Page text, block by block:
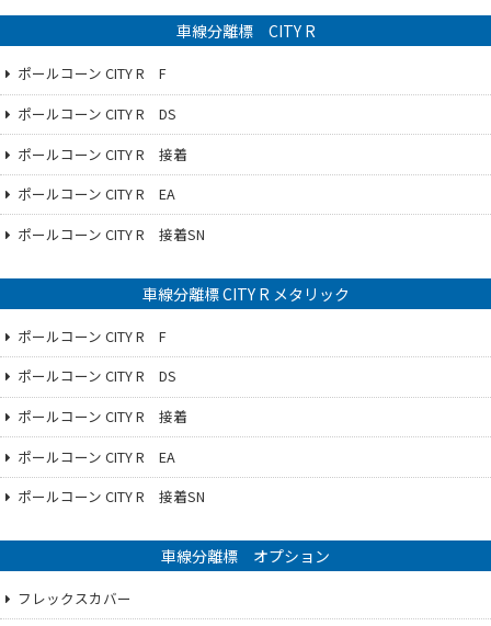
車線分離標 CITY R
ポールコーン CITY R F
ポールコーン CITY R DS
ポールコーン CITY R 接着
ポールコーン CITY R EA
ポールコーン CITY R 接着SN
車線分離標 CITY R メタリック
ポールコーン CITY R F
ポールコーン CITY R DS
ポールコーン CITY R 接着
ポールコーン CITY R EA
ポールコーン CITY R 接着SN
車線分離標 オプション
フレックスカバー